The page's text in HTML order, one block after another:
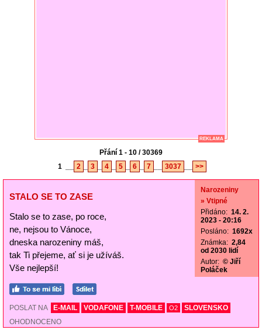
REKLAMA
Přání 1 - 10 / 30369
1
2 3 4 5 6 7 3037 >>
STALO SE TO ZASE
Stalo se to zase, po roce,
ne, nejsou to Vánoce,
dneska narozeniny máš,
tak Ti přejeme, ať si je užíváš.
Vše nejlepší!
Narozeniny
» Vtipné
Přidáno: 14. 2.
2023 - 20:16
Posláno: 1692x
Známka: 2,84
od 2030 lidí
Autor: © Jiří
Poláček
POSLAT NA E-MAIL VODAFONE T-MOBILE O2
SLOVENSKO
OHODNOCENO